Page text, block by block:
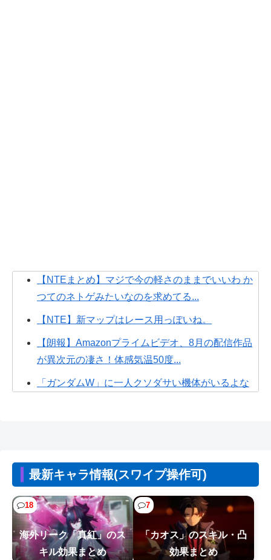
【NTEまとめ】マジで今の軽さのままでいいわ か
つてのネトゲみたいなのを求めてる...
【NTE】新マップはレース用っぽいね。
【朗報】Amazonプライムビデオ、8月の配信作品
が異次元の凄さ！体感気温50度...
「ガンダムW」に一人クソダサい機体がいるよな
ｗｗｗ
【速報】佐藤二朗さん、突然ツイートｗｗｗｗｗ
ｗｗ
【画像】ハンターハンターさん、ガチで最強の新
能力を登場させてしまうｗｗｗｗｗｗｗ
最新キャラ情報(スワイプ操作可)
18
海外リーク「真紅」のス
キル効果まとめ
7
「カオス」のスキル・凸
効果まとめ